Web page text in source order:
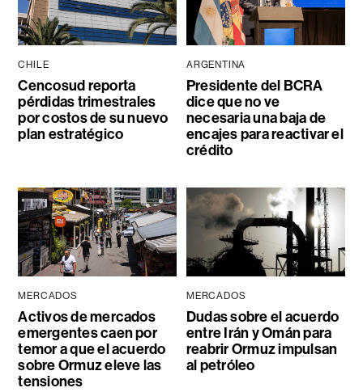
CHILE
Cencosud reporta
pérdidas trimestrales
por costos de su nuevo
plan estratégico
ARGENTINA
Presidente del BCRA
dice que no ve
necesaria una baja de
encajes para reactivar el
crédito
MERCADOS
Activos de mercados
emergentes caen por
temor a que el acuerdo
sobre Ormuz eleve las
tensiones
MERCADOS
Dudas sobre el acuerdo
entre Irán y Omán para
reabrir Ormuz impulsan
al petróleo